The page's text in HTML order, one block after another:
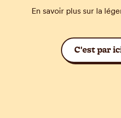
En savoir plus sur la
C'est par